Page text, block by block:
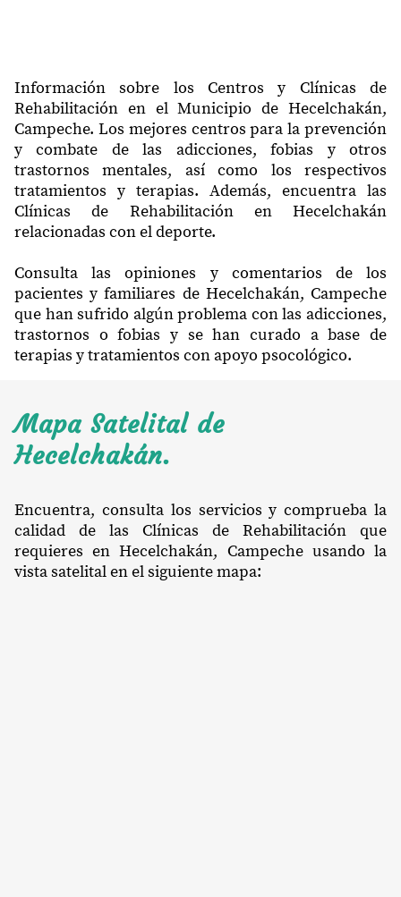
Información sobre los Centros y Clínicas de
Rehabilitación en el Municipio de Hecelchakán,
Campeche. Los mejores centros para la prevención
y combate de las adicciones, fobias y otros
trastornos mentales, así como los respectivos
tratamientos y terapias. Además, encuentra las
Clínicas de Rehabilitación en Hecelchakán
relacionadas con el deporte.
Consulta las opiniones y comentarios de los
pacientes y familiares de Hecelchakán, Campeche
que han sufrido algún problema con las adicciones,
trastornos o fobias y se han curado a base de
terapias y tratamientos con apoyo psocológico.
Mapa Satelital de
Hecelchakán.
Encuentra, consulta los servicios y comprueba la
calidad de las Clínicas de Rehabilitación que
requieres en Hecelchakán, Campeche usando la
vista satelital en el siguiente mapa: